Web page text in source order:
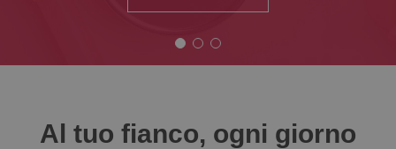
Al tuo fianco, ogni giorno